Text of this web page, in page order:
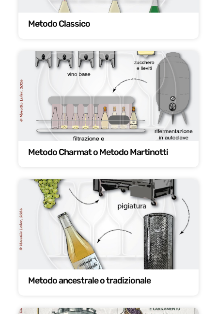
Metodo Classico
Metodo Charmat o Metodo Martinotti
Metodo ancestrale o tradizionale